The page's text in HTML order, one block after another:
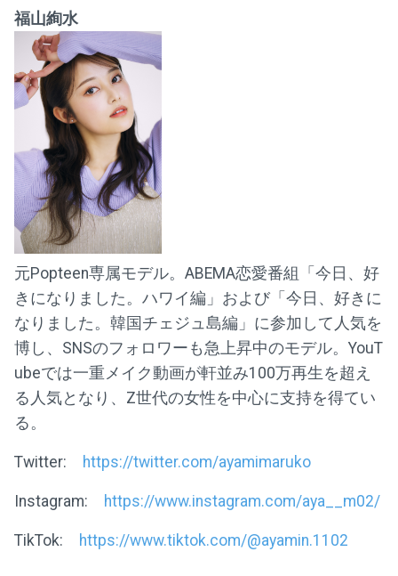
福山絢水
元Popteen専属モデル。ABEMA恋愛番組「今日、好
きになりました。ハワイ編」および「今日、好きに
なりました。韓国チェジュ島編」に参加して人気を
博し、SNSのフォロワーも急上昇中のモデル。YouT
ubeでは一重メイク動画が軒並み100万再生を超え
る人気となり、Z世代の女性を中心に支持を得てい
る。
Twitter: https://twitter.com/ayamimaruko
Instagram: https://www.instagram.com/aya__m02/
TikTok: https://www.tiktok.com/@ayamin.1102